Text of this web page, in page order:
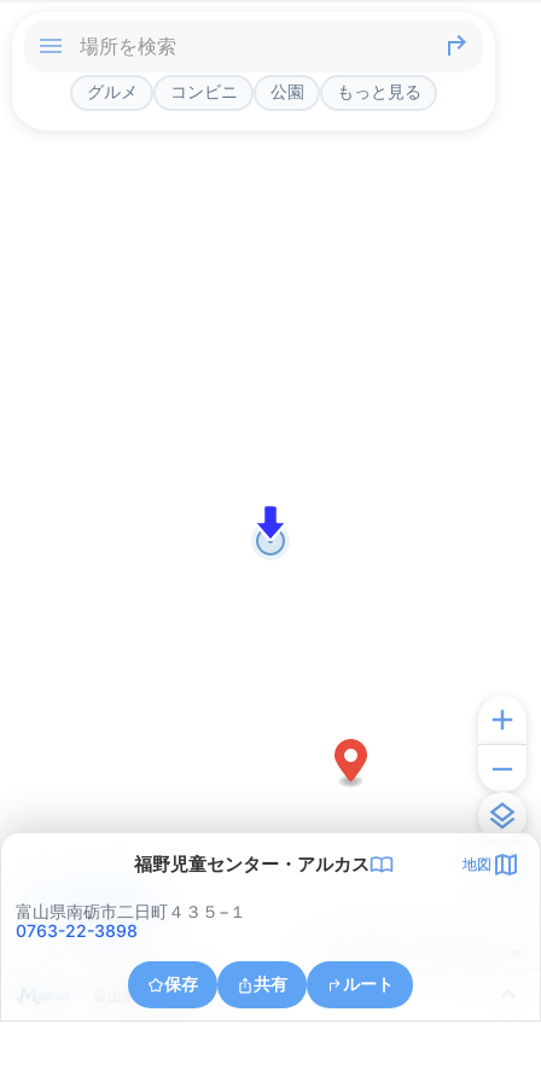
グルメ コンビニ 公園 もっと見る
福野児童センター・アルカス 地図
富山県南砺市二日町４３５−１
0763-22-3898
保存 共有 ルート
富山県南砺市野尻
アプリで見る